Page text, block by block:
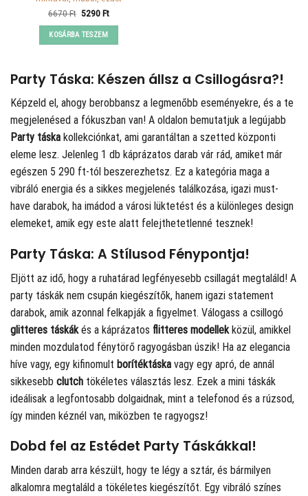
6670Ft Original
was:
6670 Ft.
5290FtCurrent
KOSÁRBA TESZEM
Party Táska: Készen állsz a Csillogásra?!
Képzeld el, ahogy berobbansz a legmenőbb eseményekre, és a te
megjelenésed a fókuszban van! A oldalon bemutatjuk a legújabb
Party táska kollekciónkat, ami garantáltan a szetted központi
eleme lesz. Jelenleg 1 db káprázatos darab vár rád, amiket már
egészen 5 290 ft-tól beszerezhetsz. Ez a kategória maga a
vibráló energia és a sikkes megjelenés találkozása, igazi must-
have darabok, ha imádod a városi lüktetést és a különleges design
elemeket, amik egy este alatt felejthetetlenné tesznek!
Party Táska: A Stílusod Fénypontja!
Eljött az idő, hogy a ruhatárad legfényesebb csillagát megtaláld! A
party táskák nem csupán kiegészítők, hanem igazi statement
darabok, amik azonnal felkapják a figyelmet. Válogass a csillogó
glitteres táskák és a káprázatos flitteres modellek közül, amikkel
minden mozdulatod fénytörő ragyogásban úszik! Ha az elegancia
híve vagy, egy kifinomult borítéktáska vagy egy apró, de annál
sikkesebb clutch tökéletes választás lesz. Ezek a mini táskák
ideálisak a legfontosabb dolgaidnak, mint a telefonod és a rúzsod,
így minden kéznél van, miközben te ragyogsz!
Dobd fel az Estédet Party Táskákkal!
Minden darab arra készült, hogy te légy a sztár, és bármilyen
alkalomra megtaláld a tökéletes kiegészítőt. Egy vibráló színes